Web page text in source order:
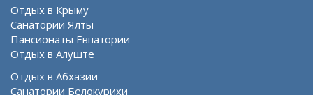
Отдых в Крыму
Санатории Ялты
Пансионаты Евпатории
Отдых в Алуште
Отдых в Абхазии
Санатории Белокурихи